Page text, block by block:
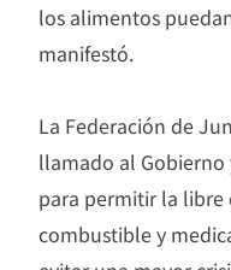
los alimentos
manifestó.
La Federación de
llamado al Gobierno
para permitir la
combustible y